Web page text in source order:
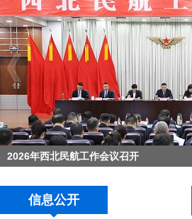
2026年西北民航工作会议召开
信息公开
波
浪
键
打
开
盲
模